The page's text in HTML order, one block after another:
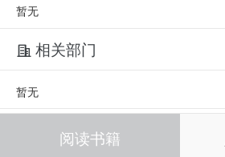
暂无
相关部门
暂无
相关人员
阅读书籍